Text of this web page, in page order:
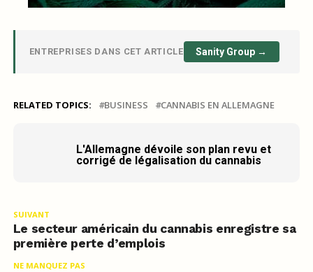
ENTREPRISES DANS CET ARTICLE Sanity Group →
RELATED TOPICS: BUSINESS CANNABIS EN ALLEMAGNE
L'Allemagne dévoile son plan revu et
corrigé de légalisation du cannabis
SUIVANT
Le secteur américain du cannabis enregistre sa
première perte d’emplois
NE MANQUEZ PAS